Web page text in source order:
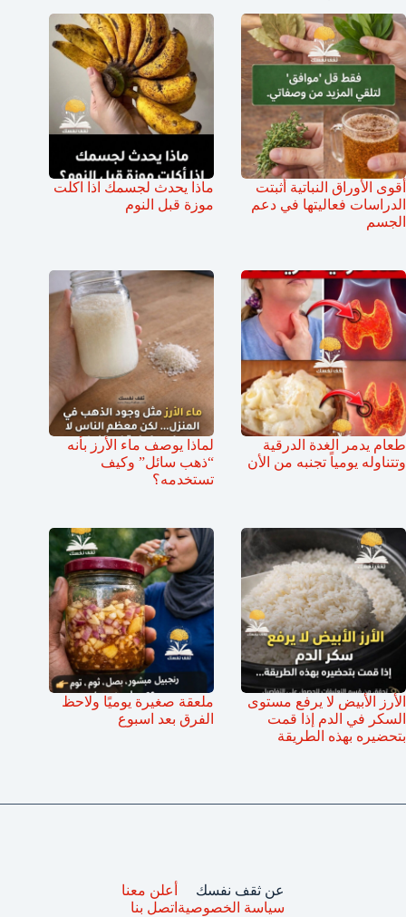
أقوى الأوراق النباتية أثبتت
الدراسات فعاليتها في دعم
الجسم
ماذا يحدث لجسمك اذا اكلت
موزة قبل النوم
طعام يدمر الغدة الدرقية
وتتناوله يومياً تجنبه من الأن
لماذا يوصف ماء الأرز بأنه
“ذهب سائل” وكيف
تستخدمه؟
الأرز الأبيض لا يرفع مستوى
السكر في الدم إذا قمت
بتحضيره بهذه الطريقة
ملعقة صغيرة يوميًا ولاحظ
الفرق بعد اسبوع
عن ثقف نفسك
سياسة الخصوصية
أعلن معنا
اتصل بنا